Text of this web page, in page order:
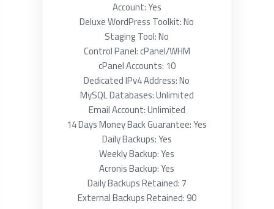
Account: Yes
Deluxe WordPress Toolkit: No
Staging Tool: No
Control Panel: cPanel/WHM
cPanel Accounts: 10
Dedicated IPv4 Address: No
MySQL Databases: Unlimited
Email Account: Unlimited
14 Days Money Back Guarantee: Yes
Daily Backups: Yes
Weekly Backup: Yes
Acronis Backup: Yes
Daily Backups Retained: 7
External Backups Retained: 90